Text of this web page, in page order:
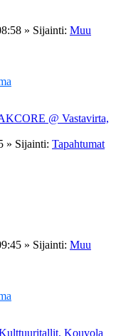
» Sijainti: Muu
@ Vastavirta,
» Sijainti: Tapahtumat
» Sijainti: Muu
Kouvola